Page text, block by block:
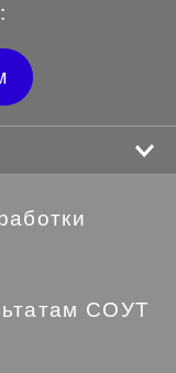
СОУТ